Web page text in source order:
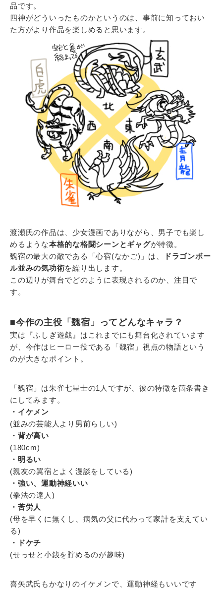
品です。
四神がどういったものかというのは、事前に知っておい
た方がより作品を楽しめると思います。
渡瀬氏の作品は、少女漫画でありながら、男子でも楽し
めるような本格的な格闘シーンとギャグが特徴。
魏宿の最大の敵である「心宿(なかご)」は、
ドラゴンボー
ル並みの気功術を繰り出します。
この辺りが舞台でどのように表現されるのか、注目で
す。
■今作の主役「魏宿」ってどんなキャラ？
実は『ふしぎ遊戯』はこれまでにも舞台化されています
が、今作はヒーロー役である「魏宿」視点の物語という
のが大きなポイント。
「魏宿」は朱雀七星士の1人ですが、彼の特徴を箇条書き
にしてみます。
・イケメン
(並みの芸能人より男前らしい)
・背が高い
(180cm)
・明るい
(親友の翼宿とよく漫談をしている)
・強い、運動神経いい
(拳法の達人)
・苦労人
(母を早くに無くし、病気の父に代わって家計を支えてい
る)
・ドケチ
(せっせと小銭を貯めるのが趣味)
喜矢武氏もかなりのイケメンで、運動神経もいいです